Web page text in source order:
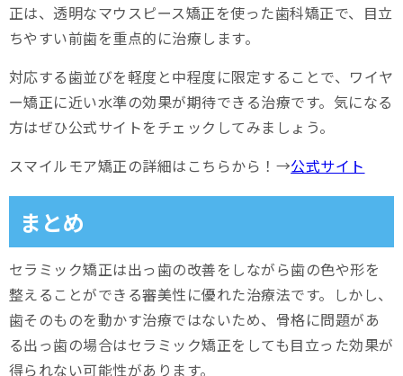
正は、透明なマウスピース矯正を使った歯科矯正で、目立
ちやすい前歯を重点的に治療します。
対応する歯並びを軽度と中程度に限定することで、ワイヤ
ー矯正に近い水準の効果が期待できる治療です。気になる
方はぜひ公式サイトをチェックしてみましょう。
スマイルモア矯正の詳細はこちらから！→公式サイト
まとめ
セラミック矯正は出っ歯の改善をしながら歯の色や形を
整えることができる審美性に優れた治療法です。しかし、
歯そのものを動かす治療ではないため、骨格に問題があ
る出っ歯の場合はセラミック矯正をしても目立った効果が
得られない可能性があります。